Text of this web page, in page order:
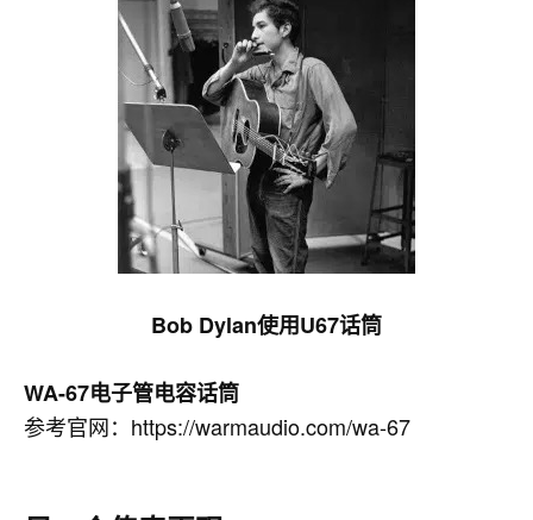
Bob Dylan使用U67话筒
WA-67电子管电容话筒
参考官网：https://warmaudio.com/wa-67